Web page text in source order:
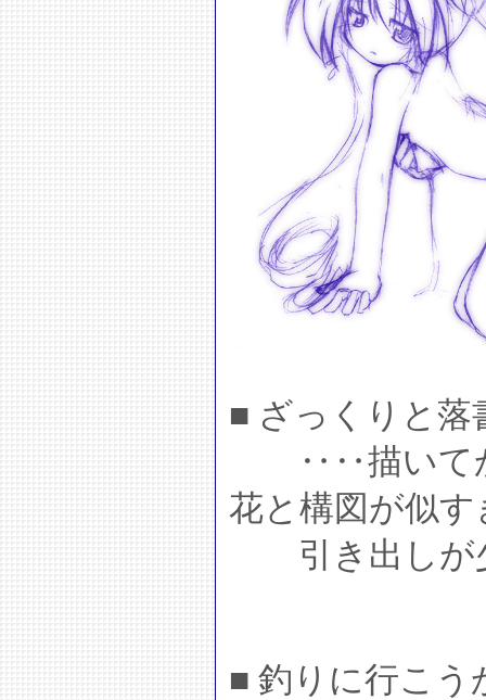
■ ざっくりと落
‥‥描いてか
花と構図が似す
引き出しが
■ 釣りに行こう